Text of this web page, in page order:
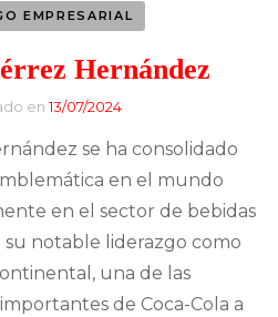
EMPRESARIAL
Hernández
en13/07/2024
se ha consolidado
en el mundo
en el sector de bebidas
su notable liderazgo como
una de las
de Coca-Cola a